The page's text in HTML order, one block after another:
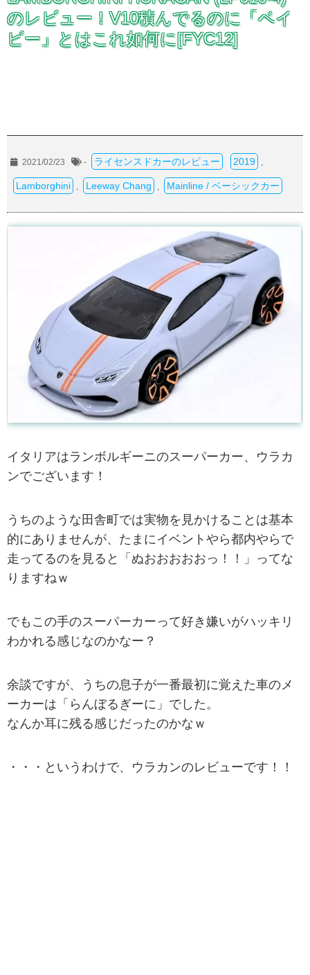
のレビュー！V10積んでるのに「ベイ
ビー」とはこれ如何に[FYC12]
2021/02/23 - ライセンスドカーのレビュー 2019
Lamborghini Leeway Chang Mainline / ベーシックカー
イタリアはランボルギーニのスーパーカー、ウラカ
ンでございます！
うちのような田舎町では実物を見かけることは基本
的にありませんが、たまにイベントやら都内やらで
走ってるのを見ると「ぬおおおおおっ！！」ってな
りますねｗ
でもこの手のスーパーカーって好き嫌いがハッキリ
わかれる感じなのかなー？
余談ですが、うちの息子が一番最初に覚えた車のメ
ーカーは「らんぼるぎーに」でした。
なんか耳に残る感じだったのかなｗ
・・・というわけで、ウラカンのレビューです！！